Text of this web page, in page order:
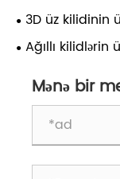
Təhlükəsizliyi
3D üz kilidinin
Ağıllı kilidlərin
Mənə bir